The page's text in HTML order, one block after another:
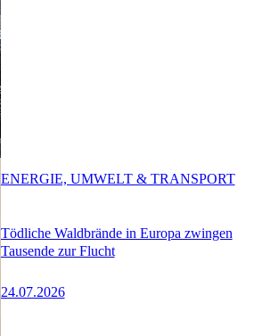
Tödliche Waldbrände in Europa zwingen
Tausende zur Flucht
24.07.2026
ENERGIE, UMWELT & TRANSPORT